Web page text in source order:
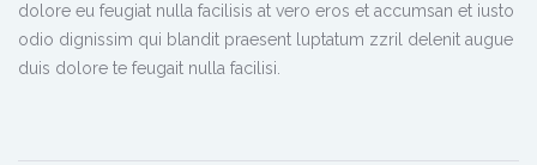
dolore eu feugiat nulla facilisis at vero eros et accumsan et iusto
odio dignissim qui blandit praesent luptatum zzril delenit augue
duis dolore te feugait nulla facilisi.